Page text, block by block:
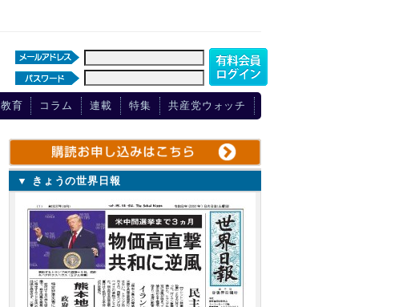
教育 コラム 連載 特集 共産党ウォッチ
▼ きょうの世界日報